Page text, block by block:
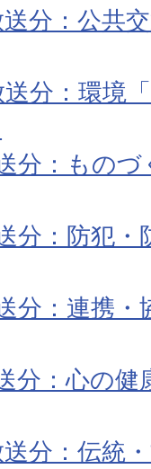
分：公共
分：環境
分：もの
分：防犯・
分：連携・
分：心の健
分：伝統